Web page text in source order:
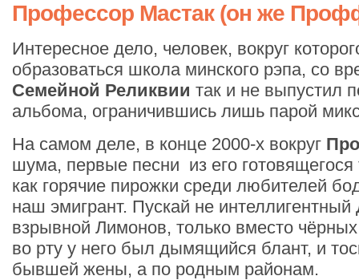
Профессор Мастак (он же
Интересное дело, человек, вокруг
образоваться школа минского рэпа, со
Семейной Реликвии так и не выпустил
альбома, ограничившись лишь парой
На самом деле, в конце 2000-х вокруг
шума, первые песни из его готовящегося
как горячие пирожки среди любителей
наш эмигрант. Пускай не
взрывной Лимонов, только вместо
во рту у него был дымящийся блант, и
бывшей жены, а по родным районам.